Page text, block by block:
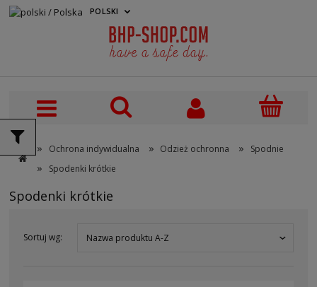
» Ochrona indywidualna » Odzież ochronna » Spodnie
» Spodenki krótkie
POLSKI
Spodenki krótkie
Sortuj wg: Nazwa produktu A-Z